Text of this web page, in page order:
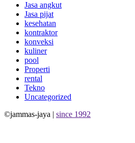
Jasa angkut
Jasa pijat
kesehatan
kontraktor
konveksi
kuliner
pool
Properti
rental
Tekno
Uncategorized
©jammas-jaya | since 1992